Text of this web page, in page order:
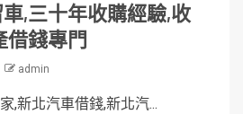
,三十年收購經驗,收
借錢專門
admin
,新北汽車借錢,新北汽...